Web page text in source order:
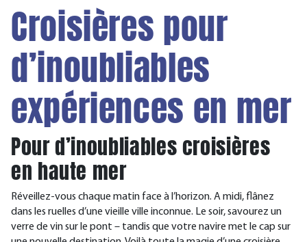
Croisières pour
d’inoubliables
expériences en mer
Pour d’inoubliables croisières
en haute mer
Réveillez-vous chaque matin face à l’horizon. A midi, flânez
dans les ruelles d’une vieille ville inconnue. Le soir, savourez un
verre de vin sur le pont – tandis que votre navire met le cap sur